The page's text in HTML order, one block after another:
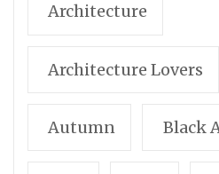
Architecture
Architecture Lovers
Autumn Black